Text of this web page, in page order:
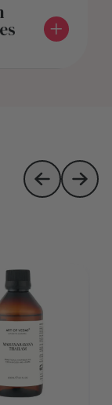
Skip toSkip